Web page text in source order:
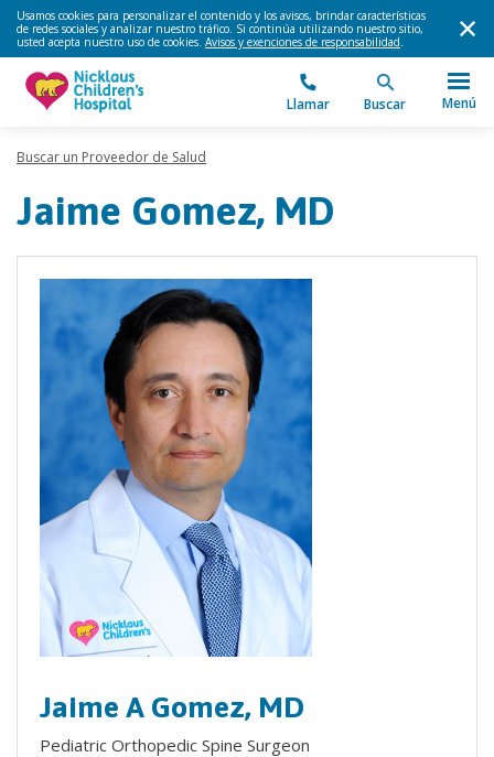
Usamos cookies para personalizar el contenido y los avisos, brindar características
de redes sociales y analizar nuestro tráfico. Si continúa utilizando nuestro sitio,
usted acepta nuestro uso de cookies. Avisos y exenciones de responsabilidad.
Llamar Buscar Menú
Buscar un Proveedor de Salud
Jaime Gomez, MD
Jaime A Gomez, MD
Pediatric Orthopedic Spine Surgeon